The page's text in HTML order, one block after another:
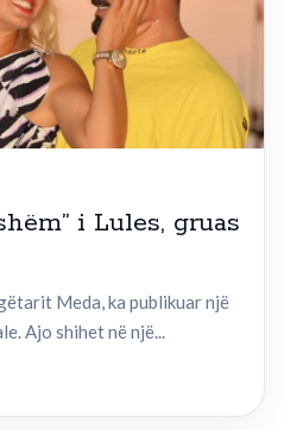
i Lules, gruas
Meda, ka publikuar një
Ajo shihet në një...